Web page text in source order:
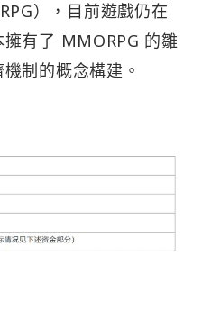
），目前遊戲仍在
有了 MMORPG 的雛
制的概念構建。